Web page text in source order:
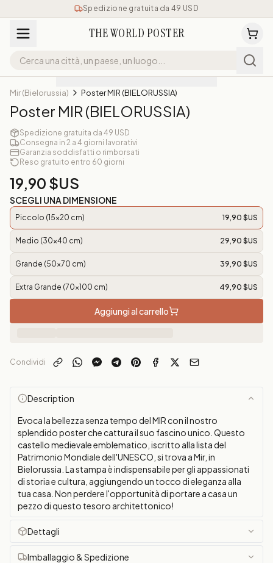
Spedizione gratuita da 49 USD
THE WORLD POSTER
Mir (Bielorussia) Poster MIR (BIELORUSSIA)
Poster MIR (BIELORUSSIA)
Spedizione gratuita da 49 USD
Consegna in 2 a 4 giorni lavorativi
Garanzia soddisfatti o rimborsati
Reso gratuito entro 60 giorni
19,90 $US
SCEGLI UNA DIMENSIONE
Piccolo (15x20 cm) 19,90 $US
Medio (30x40 cm) 29,90 $US
Grande (50x70 cm) 39,90 $US
Extra Grande (70x100 cm) 49,90 $US
Aggiungi al carrello
Condividi
Description
Evoca la bellezza senza tempo del MIR con il nostro
splendido poster che cattura il suo fascino unico. Questo
castello medievale emblematico, iscritto alla lista del
Patrimonio Mondiale dell'UNESCO, si trova a Mir, in
Bielorussia. La stampa è indispensabile per gli appassionati
di storia e cultura, aggiungendo un tocco di eleganza alla
tua casa. Non perdere l'opportunità di portare a casa un
pezzo di questo tesoro architettonico!
Dettagli
Imballaggio & Spedizione